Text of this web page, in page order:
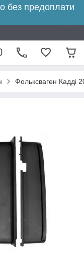
без предоплати
Фольксваген Кадді